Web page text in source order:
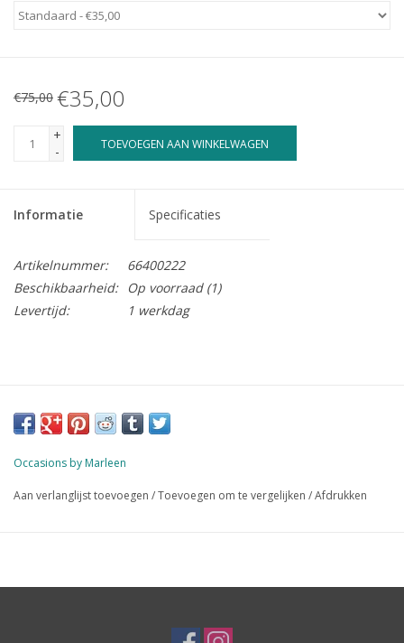
€75,00 €35,00
+
-
TOEVOEGEN AAN WINKELWAGEN
Informatie Specificaties
Artikelnummer:
66400222
Beschikbaarheid:
Op voorraad(1)
Levertijd:
1 werkdag
Occasions by Marleen
Aan verlanglijst toevoegen /Toevoegen om te vergelijken /Afdrukken